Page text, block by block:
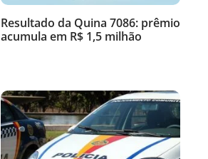
Resultado da Quina 7086: prêmio
acumula em R$ 1,5 milhão